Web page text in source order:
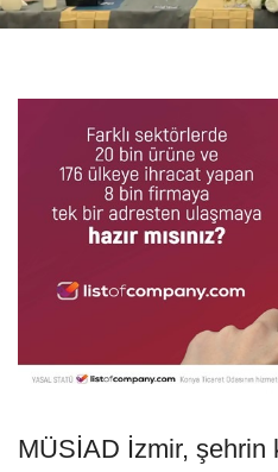
MÜSİAD İzmir, şehrin